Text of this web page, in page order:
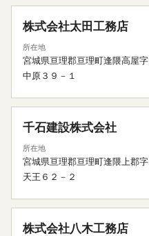
株式会社太田工務店
所在地
宮城県亘理郡亘理町逢隈高屋字
中原３９－１
千石建設株式会社
所在地
宮城県亘理郡亘理町逢隈上郡字
天王６２－２
株式会社八木工務店